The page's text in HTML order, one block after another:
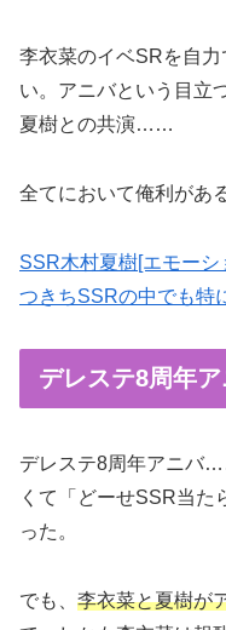
李衣菜のイベSRを自
い。アニバという目立
夏樹との共演……
全てにおいて俺利が
SSR木村夏樹[エモー
つきちSSRの中でも特
デレステ8周年
デレステ8周年アニバ
くて「どーせSSR当た
った。
でも、 李衣菜と夏樹が